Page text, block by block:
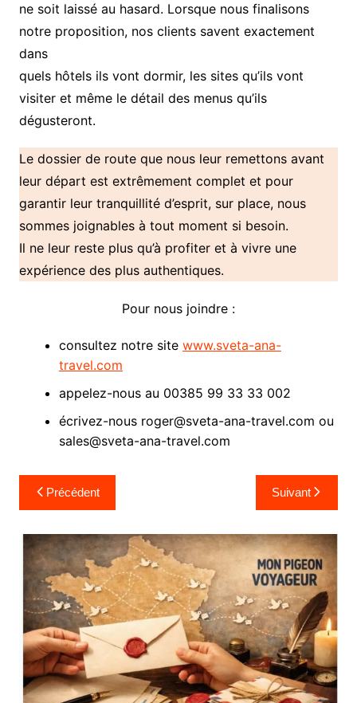
ne soit laissé au hasard. Lorsque nous finalisons
notre proposition, nos clients savent exactement
dans
quels hôtels ils vont dormir, les sites qu’ils vont
visiter et même le détail des menus qu’ils
dégusteront.
Le dossier de route que nous leur remettons avant
leur départ est extrêmement complet et pour
garantir leur tranquillité d’esprit, sur place, nous
sommes joignables à tout moment si besoin.
Il ne leur reste plus qu’à profiter et à vivre une
expérience des plus authentiques.
Pour nous joindre :
consultez notre site www.sveta-ana-
travel.com
appelez-nous au 00385 99 33 33 002
écrivez-nous roger@sveta-ana-travel.com ou
sales@sveta-ana-travel.com
Navigation
de
l’article
Précédent Suivant